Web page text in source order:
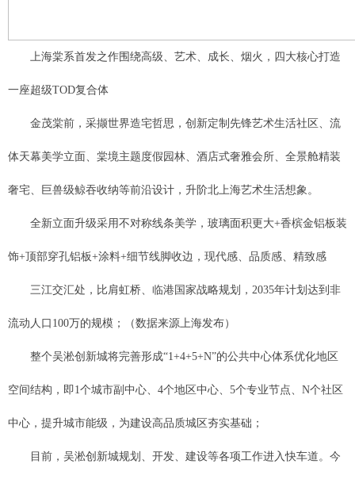
上海棠系首发之作围绕高级、艺术、成长、烟火，四大核心打造
一座超级TOD复合体
金茂棠前，采撷世界造宅哲思，创新定制先锋艺术生活社区、流
体天幕美学立面、棠境主题度假园林、酒店式奢雅会所、全景舱精装
奢宅、巨兽级鲸吞收纳等前沿设计，升阶北上海艺术生活想象。
全新立面升级采用不对称线条美学，玻璃面积更大+香槟金铝板装
饰+顶部穿孔铝板+涂料+细节线脚收边，现代感、品质感、精致感
三江交汇处，比肩虹桥、临港国家战略规划，2035年计划达到非
流动人口100万的规模；（数据来源上海发布）
整个吴淞创新城将完善形成“1+4+5+N”的公共中心体系优化地区
空间结构，即1个城市副中心、4个地区中心、5个专业节点、N个社区
中心，提升城市能级，为建设高品质城区夯实基础；
目前，吴淞创新城规划、开发、建设等各项工作进入快车道。今